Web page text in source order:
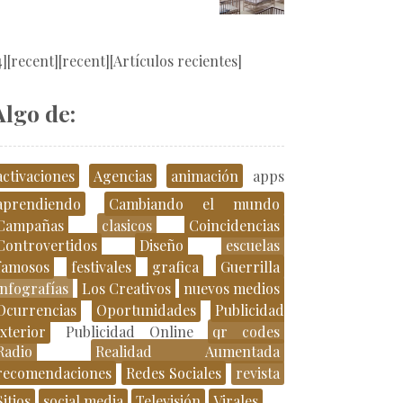
recientes]
de:
Agencias animación
apps
Cambiando el mundo
clasicos
Coincidencias
Diseño
escuelas
festivales grafica
Guerrilla
Los Creativos
nuevos medios
Oportunidades
Publicidad
Publicidad Online
qr codes
Realidad Aumentada
Redes Sociales
revista